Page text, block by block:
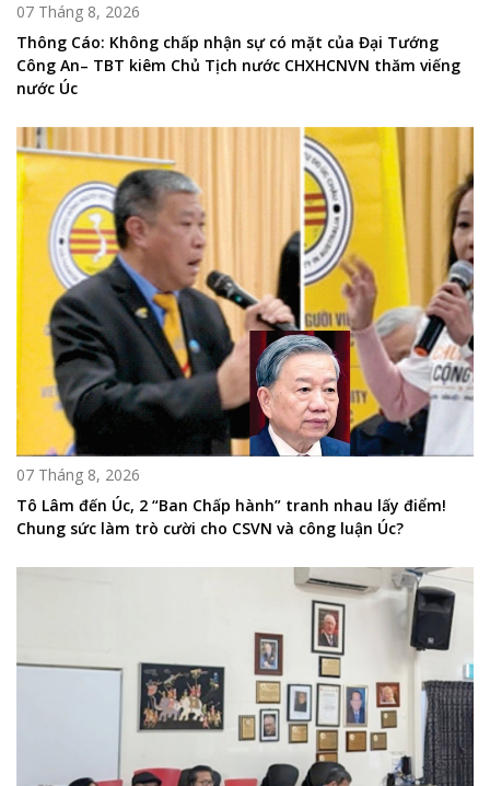
07 Tháng 8, 2026
Thông Cáo: Không chấp nhận sự có mặt của Đại Tướng
Công An– TBT kiêm Chủ Tịch nước CHXHCNVN thăm viếng
nước Úc
07 Tháng 8, 2026
Tô Lâm đến Úc, 2 “Ban Chấp hành” tranh nhau lấy điểm!
Chung sức làm trò cười cho CSVN và công luận Úc?